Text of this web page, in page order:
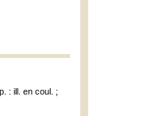
: ill. en coul. ;